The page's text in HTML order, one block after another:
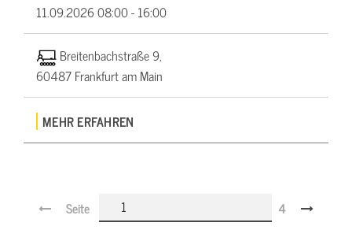
11.09.202608:00 - 16:00
Breitenbachstraße 9,
60487 Frankfurt am Main
MEHR ERFAHREN
Seite 4